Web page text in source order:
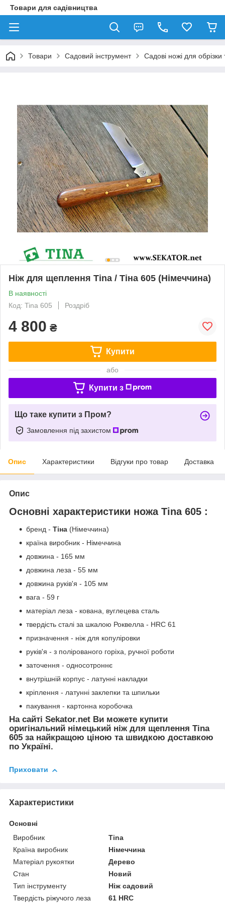
Товари для садівництва
Товари Садовий інструмент Садові ножі для
Ніж для щеплення Tina / Тіна 605 (Німеччина)
В наявності
Код: Tina 605
Роздріб
4 800 ₴
Купити
або
Купити з
Що таке купити з Пром?
Замовлення під захистом
Опис Характеристики Відгуки про товар Доставка
Опис
Основні характеристики ножа Tina 605 :
бренд - Тіна (Німеччина)
країна виробник - Німеччина
довжина - 165 мм
довжина леза - 55 мм
довжина руків'я - 105 мм
вага - 59 г
матеріал леза - кована, вуглецева сталь
твердість сталі за шкалою Роквелла - HRC 61
призначення - ніж для копуліровки
руків'я - з полірованого горіха, ручної роботи
заточення - односотроннє
внутрішній корпус - латунні накладки
кріплення - латунні заклепки та шпильки
пакування - картонна коробочка
На сайті Sekator.net Ви можете купити
оригінальний німецький ніж для щеплення Tina
605 за найкращою ціною та швидкою доставкою
по Україні.
Приховати
Характеристики
Основні
Виробник
Tina
Країна виробник
Німеччина
Матеріал рукоятки
Дерево
Стан
Новий
Тип інструменту
Ніж садовий
Твердість ріжучого леза
61 HRC